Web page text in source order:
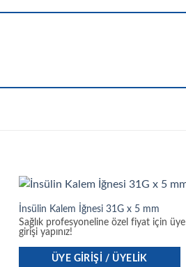
İnsülin Kalem İğnesi 31G x 5 mm
Sağlık profesyoneline özel fiyat için üye
girişi yapınız!
ÜYE GIRIŞI / ÜYELIK